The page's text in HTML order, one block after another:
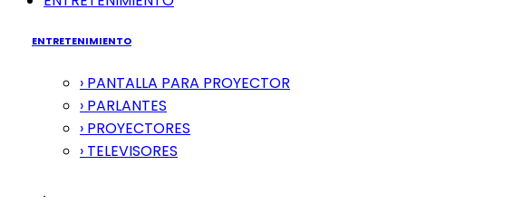
ENTRETENIMIENTO
› PANTALLA PARA PROYECTOR
› PARLANTES
› PROYECTORES
› TELEVISORES